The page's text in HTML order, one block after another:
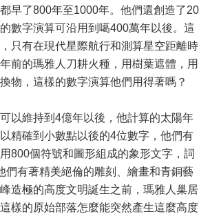
早了800年至1000年。他們還創造了20
數字演算可沿用到噶400萬年以後。這
只有在現代星際航行和測算星空距離時
前的瑪雅人刀耕火種，用樹葉遮體，用
物，這樣的數字演算他們用得著嗎？
維持到4億年以後，他計算的太陽年
精確到小數點以後的4位數字，他們有
800個符號和圖形組成的象形文字，詞
們有著精美絕倫的雕刻、繪畫和青銅藝
造極的高度文明誕生之前，瑪雅人巢居
樣的原始部落怎麼能突然產生這麼高度